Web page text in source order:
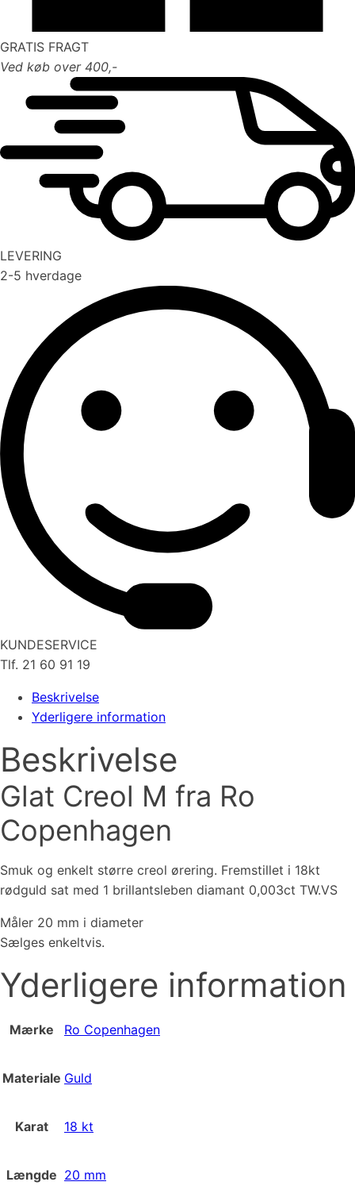
GRATIS FRAGT
Ved køb over 400,-
LEVERING
2-5 hverdage
KUNDESERVICE
Tlf. 21 60 91 19
Beskrivelse
Yderligere information
Beskrivelse
Glat Creol M fra Ro
Copenhagen
Smuk og enkelt større creol ørering. Fremstillet i 18kt
rødguld sat med 1 brillantsleben diamant 0,003ct TW.VS
Måler 20 mm i diameter
Sælges enkeltvis.
Yderligere information
Mærke Ro Copenhagen
Materiale Guld
Karat 18 kt
Længde 20 mm